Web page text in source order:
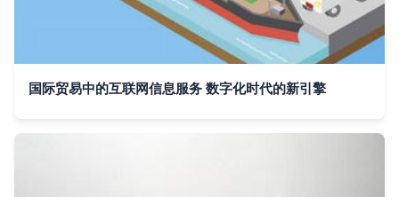
国际贸易中的互联网信息服务 数字化时代的新引擎